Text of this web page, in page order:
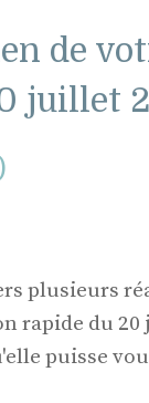
de
juillet
plusieurs
rapide du
puisse